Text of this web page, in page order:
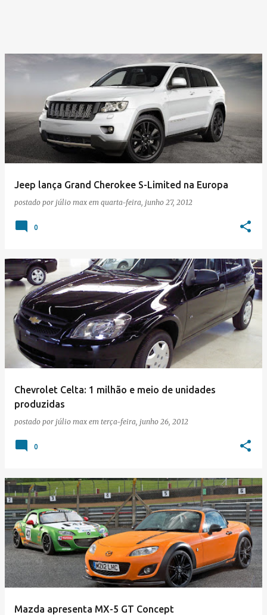
Jeep lança Grand Cherokee S-Limited na Europa
postado por júlio max em quarta-feira, junho 27, 2012
0
Chevrolet Celta: 1 milhão e meio de unidades
produzidas
postado por júlio max em terça-feira, junho 26, 2012
0
Mazda apresenta MX-5 GT Concept